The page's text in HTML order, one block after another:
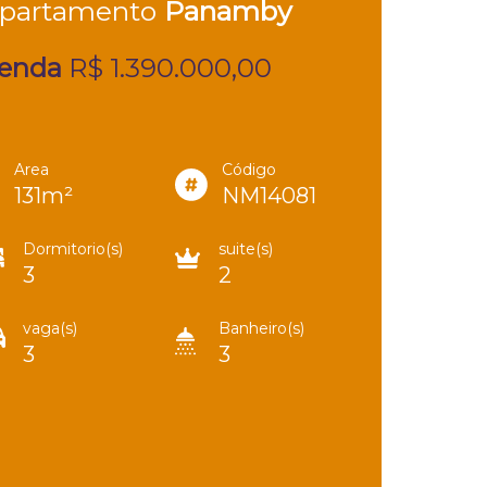
Panamby
R$ 1.390.000,00
Area
131m²
Código
NM14081
Dormitorio(s)
3
suite(s)
2
vaga(s)
3
Banheiro(s)
3